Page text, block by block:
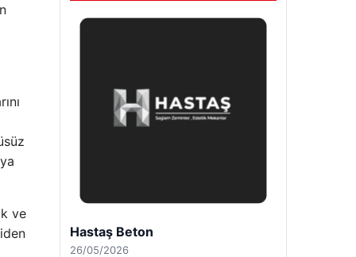
ve
Enes Kaplan Avukatlık Bürosu
28/04/2026